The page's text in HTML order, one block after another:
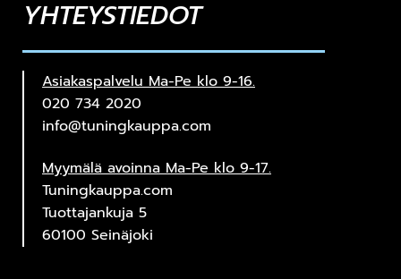
YHTEYSTIEDOT
Asiakaspalvelu Ma-Pe klo 9-16.
020 734 2020
info@tuningkauppa.com
Myymälä avoinna Ma-Pe klo 9-17.
Tuningkauppa.com
Tuottajankuja 5
60100 Seinäjoki